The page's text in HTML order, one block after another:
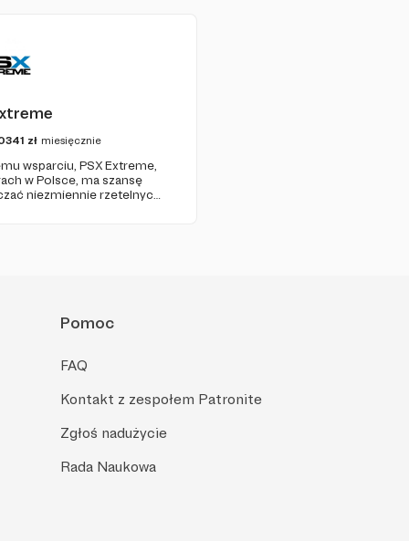
zł miesięcznie
wsparciu, PSX Extreme,
w Polsce, ma szansę
niezmiennie rzetelnych i
Pomoc
FAQ
Kontakt z zespołem Patronite
Zgłoś nadużycie
Rada Naukowa